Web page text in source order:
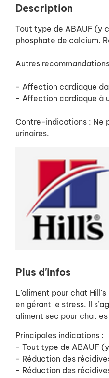
Description
Tout type de ABAUF (y
phosphate de calcium.
Autres
- Affection cardiaque
- Affection cardiaque à
Contre-indications : Ne
urinaires.
Plus d'infos
L’aliment pour chat
en gérant le stress. Il
aliment sec pour chat
Principales indications :
- Tout type de ABAUF
- Réduction des
- Réduction des